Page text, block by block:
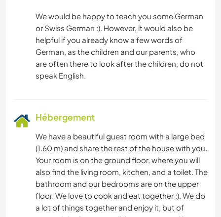
We would be happy to teach you some German
or Swiss German :). However, it would also be
helpful if you already know a few words of
German, as the children and our parents, who
are often there to look after the children, do not
Hébergement
We have a beautiful guest room with a large bed
(1.60 m) and share the rest of the house with you.
Your room is on the ground floor, where you will
also find the living room, kitchen, and a toilet. The
bathroom and our bedrooms are on the upper
floor. We love to cook and eat together :). We do
a lot of things together and enjoy it, but of